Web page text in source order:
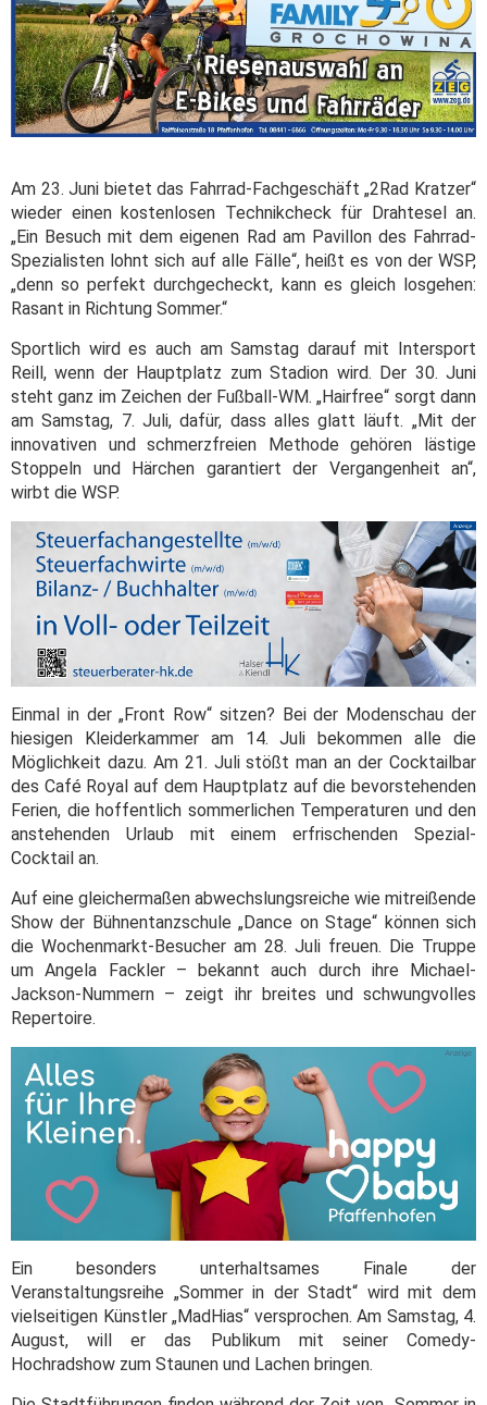
Am 23. Juni bietet das Fahrrad-Fachgeschäft „2Rad Kratzer“
wieder einen kostenlosen Technikcheck für Drahtesel an.
„Ein Besuch mit dem eigenen Rad am Pavillon des Fahrrad-
Spezialisten lohnt sich auf alle Fälle“, heißt es von der WSP,
„denn so perfekt durchgecheckt, kann es gleich losgehen:
Rasant in Richtung Sommer.“
Sportlich wird es auch am Samstag darauf mit Intersport
Reill, wenn der Hauptplatz zum Stadion wird. Der 30. Juni
steht ganz im Zeichen der Fußball-WM. „Hairfree“ sorgt dann
am Samstag, 7. Juli, dafür, dass alles glatt läuft. „Mit der
innovativen und schmerzfreien Methode gehören lästige
Stoppeln und Härchen garantiert der Vergangenheit an“,
wirbt die WSP.
Einmal in der „Front Row“ sitzen? Bei der Modenschau der
hiesigen Kleiderkammer am 14. Juli bekommen alle die
Möglichkeit dazu. Am 21. Juli stößt man an der Cocktailbar
des Café Royal auf dem Hauptplatz auf die bevorstehenden
Ferien, die hoffentlich sommerlichen Temperaturen und den
anstehenden Urlaub mit einem erfrischenden Spezial-
Cocktail an.
Auf eine gleichermaßen abwechslungsreiche wie mitreißende
Show der Bühnentanzschule „Dance on Stage“ können sich
die Wochenmarkt-Besucher am 28. Juli freuen. Die Truppe
um Angela Fackler – bekannt auch durch ihre Michael-
Jackson-Nummern – zeigt ihr breites und schwungvolles
Repertoire.
Ein besonders unterhaltsames Finale der
Veranstaltungsreihe „Sommer in der Stadt“ wird mit dem
vielseitigen Künstler „MadHias“ versprochen. Am Samstag, 4.
August, will er das Publikum mit seiner Comedy-
Hochradshow zum Staunen und Lachen bringen.